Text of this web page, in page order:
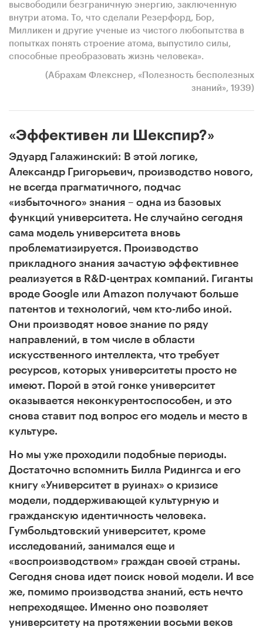
высвободили безграничную энергию, заключенную
внутри атома. То, что сделали Резерфорд, Бор,
Милликен и другие ученые из чистого любопытства в
попытках понять строение атома, выпустило силы,
способные преобразовать жизнь человека».
(Абрахам Флекснер, «Полезность бесполезных
знаний», 1939)
«Эффективен ли Шекспир?»
Эдуард Галажинский: В этой логике,
Александр Григорьевич, производство нового,
не всегда прагматичного, подчас
«избыточного» знания – одна из базовых
функций университета. Не случайно сегодня
сама модель университета вновь
проблематизируется. Производство
прикладного знания зачастую эффективнее
реализуется в R&D-центрах компаний. Гиганты
вроде Google или Amazon получают больше
патентов и технологий, чем кто-либо иной.
Они производят новое знание по ряду
направлений, в том числе в области
искусственного интеллекта, что требует
ресурсов, которых университеты просто не
имеют. Порой в этой гонке университет
оказывается неконкурентоспособен, и это
снова ставит под вопрос его модель и место в
культуре.
Но мы уже проходили подобные периоды.
Достаточно вспомнить Билла Ридингса и его
книгу «Университет в руинах» о кризисе
модели, поддерживающей культурную и
гражданскую идентичность человека.
Гумбольдтовский университет, кроме
исследований, занимался еще и
«воспроизводством» граждан своей страны.
Сегодня снова идет поиск новой модели. И все
же, помимо производства знаний, есть нечто
непреходящее. Именно оно позволяет
университету на протяжении восьми веков